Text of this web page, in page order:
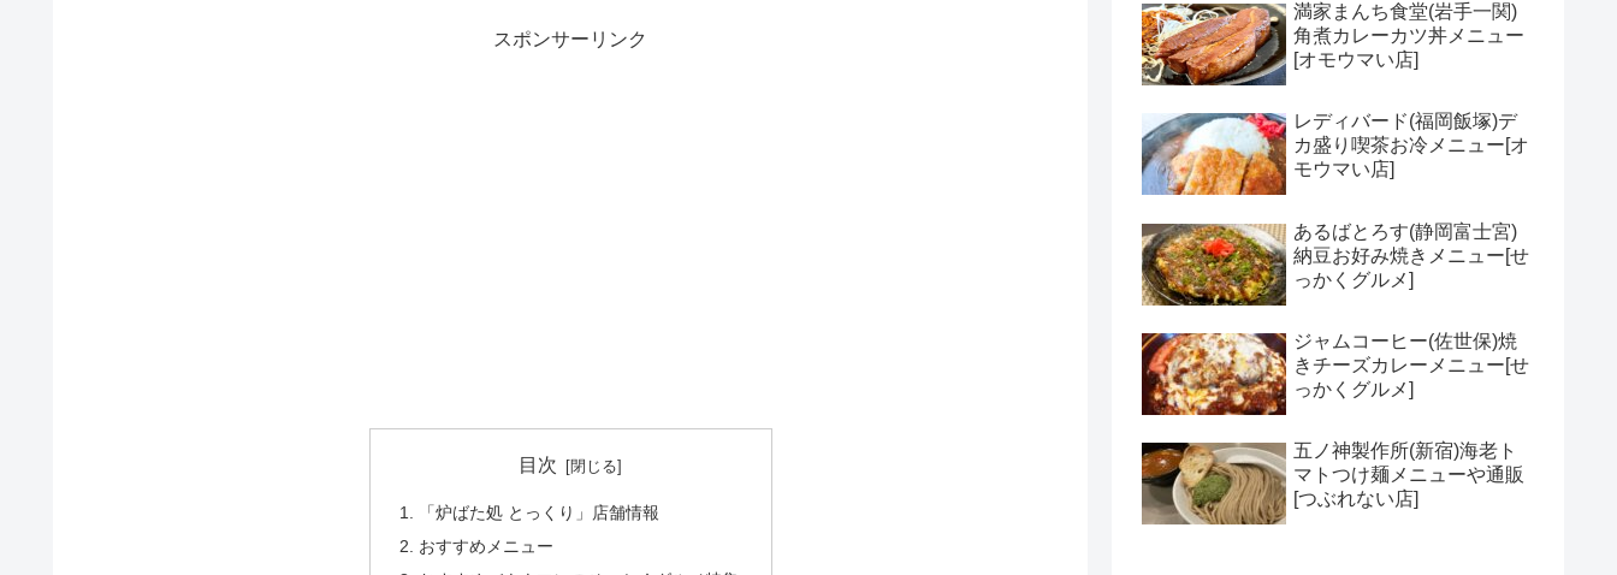
スポンサーリンク
目次
「炉ばた処 とっくり」店舗情報
おすすめメニュー
満家まんち食堂(岩手一関)
角煮カレーカツ丼メニュー
[オモウマい店]
レディバード(福岡飯塚)デ
カ盛り喫茶お冷メニュー[オ
モウマい店]
あるばとろす(静岡富士宮)
納豆お好み焼きメニュー[せ
っかくグルメ]
ジャムコーヒー(佐世保)焼
きチーズカレーメニュー[せ
っかくグルメ]
五ノ神製作所(新宿)海老ト
マトつけ麺メニューや通販
[つぶれない店]